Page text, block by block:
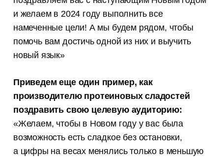
и желаем в 2024 году выполнить все
намеченные цели! А мы будем рядом, чтобы
помочь вам достичь одной из них и выучить
новый язык»
Приведем еще один пример, как
производителю протеиновых сладостей
поздравить свою целевую аудиторию:
«Желаем, чтобы в Новом году у вас была
возможность есть сладкое без остановки,
а цифры на весах менялись только в меньшую